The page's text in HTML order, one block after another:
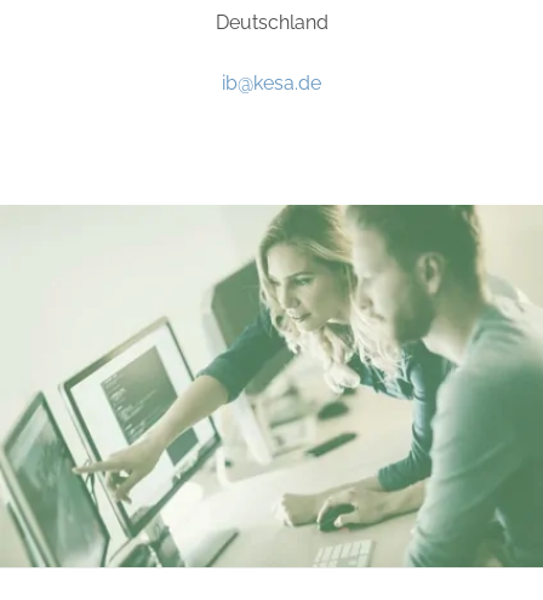
Deutschland
ib@kesa.de